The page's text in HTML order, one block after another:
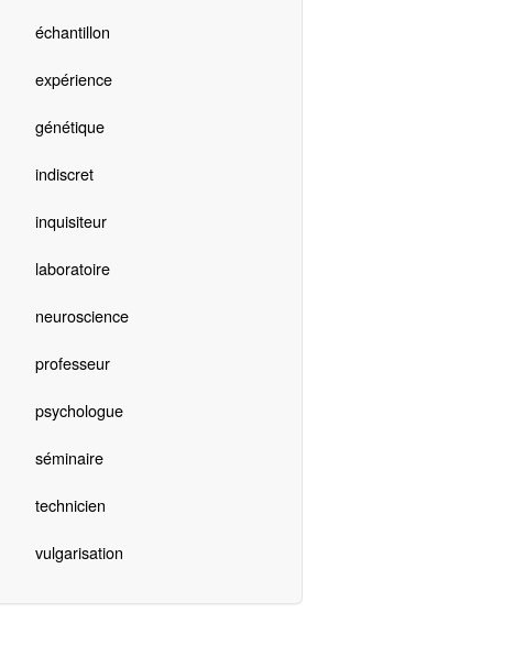
échantillon
expérience
génétique
indiscret
inquisiteur
laboratoire
neuroscience
professeur
psychologue
séminaire
technicien
vulgarisation